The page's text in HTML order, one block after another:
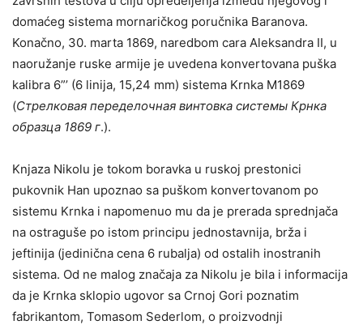
domaćeg sistema mornaričkog poručnika Baranova.
Konačno, 30. marta 1869, naredbom cara Aleksandra II, u
naoružanje ruske armije je uvedena konvertovana puška
kalibra 6”’ (6 linija, 15,24 mm) sistema Krnka M1869
(Стрелковая переделочная винтовка системы Крнка
образца 1869 г.).
Knjaza Nikolu je tokom boravka u ruskoj prestonici
pukovnik Han upoznao sa puškom konvertovanom po
sistemu Krnka i napomenuo mu da je prerada sprednjača
na ostraguše po istom principu jednostavnija, brža i
jeftinija (jedinična cena 6 rubalja) od ostalih inostranih
sistema. Od ne malog značaja za Nikolu je bila i informacija
da je Krnka sklopio ugovor sa Crnoj Gori poznatim
fabrikantom, Tomasom Sederlom, o proizvodnji